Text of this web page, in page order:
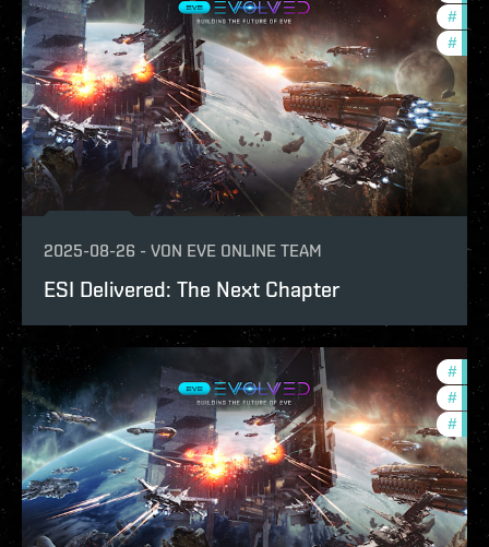
#
#
2025-08-26 - VON EVE ONLINE TEAM
ESI Delivered: The Next Chapter
#
#
#